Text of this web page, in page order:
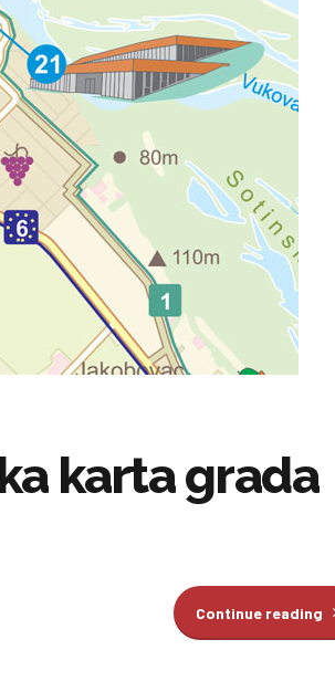
karta grada
Continue reading